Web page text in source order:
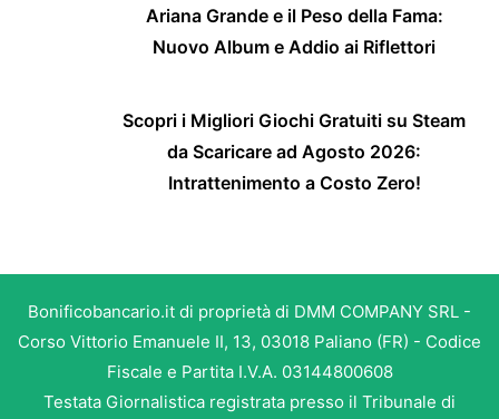
Ariana Grande e il Peso della Fama:
Nuovo Album e Addio ai Riflettori
Scopri i Migliori Giochi Gratuiti su Steam
da Scaricare ad Agosto 2026:
Intrattenimento a Costo Zero!
Bonificobancario.it di proprietà di DMM COMPANY SRL -
Corso Vittorio Emanuele II, 13, 03018 Paliano (FR) - Codice
Fiscale e Partita I.V.A. 03144800608
Testata Giornalistica registrata presso il Tribunale di